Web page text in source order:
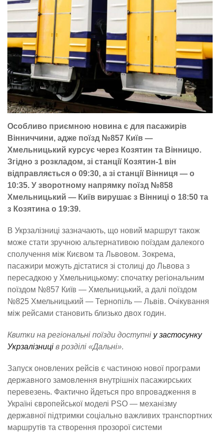
Особливо приємною новина є для пасажирів
Вінниччини, адже поїзд №857 Київ —
Хмельницький курсує через Козятин та Вінницю.
Згідно з розкладом, зі станції Козятин-1 він
відправляється о 09:30, а зі станції Вінниця — о
10:35. У зворотному напрямку поїзд №858
Хмельницький — Київ вирушає з Вінниці о 18:50 та
з Козятина о 19:39.
В Укрзалізниці зазначають, що новий маршрут також
може стати зручною альтернативою поїздам далекого
сполучення між Києвом та Львовом. Зокрема,
пасажири можуть дістатися зі столиці до Львова з
пересадкою у Хмельницькому: спочатку регіональним
поїздом №857 Київ — Хмельницький, а далі поїздом
№825 Хмельницький — Тернопіль — Львів. Очікування
між рейсами становить близько двох годин.
Квитки на регіональні поїзди доступні у застосунку
Укрзалізниці в розділі «Дальні».
Запуск оновлених рейсів є частиною нової програми
державного замовлення внутрішніх пасажирських
перевезень. Фактично йдеться про впровадження в
Україні європейської моделі PSO — механізму
державної підтримки соціально важливих транспортних
маршрутів та створення прозорої системи